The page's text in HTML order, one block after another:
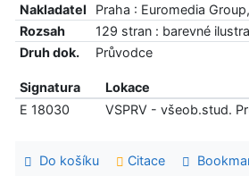
Nakladatel
Praha : Euromedia
Rozsah
129 stran : barevné
Druh dok.
Průvodce
Signatura Lokace
E 18030
VSPRV - všeob.stud.
Do košíku Citace